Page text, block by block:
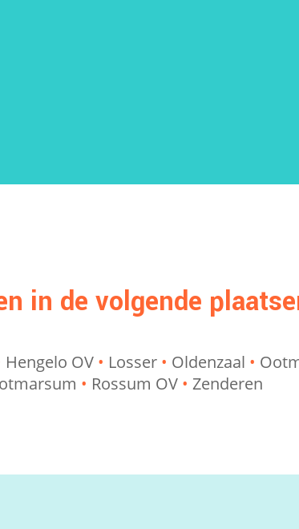
in de volgende
Hengelo OV • Losser • Oldenzaal •
• Rossum OV • Zenderen